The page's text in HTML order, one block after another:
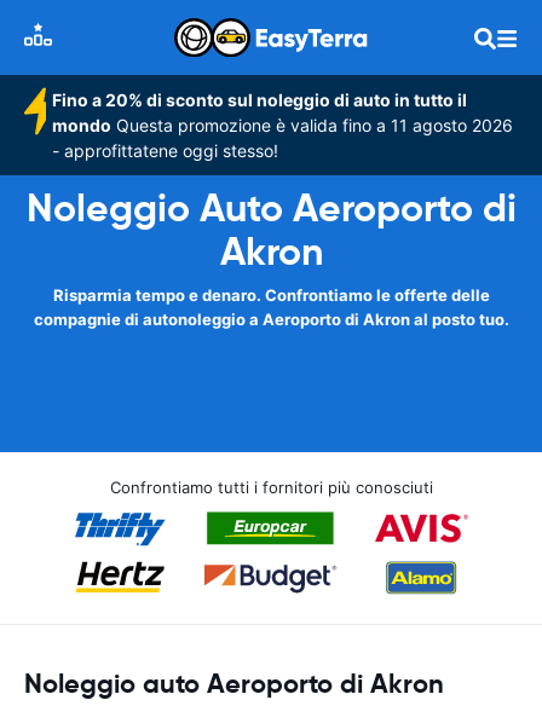
Fino a 20% di sconto sul noleggio di auto in tutto il
mondo Questa promozione è valida fino a 11 agosto 2026
- approfittatene oggi stesso!
Noleggio Auto Aeroporto di
Akron
Risparmia tempo e denaro. Confrontiamo le offerte delle
compagnie di autonoleggio a Aeroporto di Akron al posto tuo.
Confrontiamo tutti i fornitori più conosciuti
Noleggio auto Aeroporto di Akron